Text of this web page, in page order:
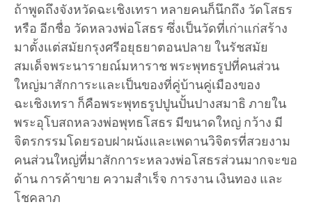
ถ้าพูดถึงจังหวัดฉะเชิงเทรา หลายคนก็นึกถึง วัดโสธร
หรือ อีกชื่อ วัดหลวงพ่อโสธร ซึ่งเป็นวัดที่เก่าแก่สร้าง
มาตั้งแต่สมัยกรุงศรีอยุธยาตอนปลาย ในรัชสมัย
สมเด็จพระนารายณ์มหาราช พระพุทธรูปที่คนส่วน
ใหญ่มาสักการะและเป็นของที่คู่บ้านคู่เมืองของ
ฉะเชิงเทรา ก็คือพระพุทธรูปปูนปั้นปางสมาธิ ภายใน
พระอุโบสถหลวงพ่อพุทธโสธร มีขนาดใหญ่ กว้าง มี
จิตรกรรมโดยรอบฝาผนังและเพดานวิจิตรที่สวยงาม
คนส่วนใหญ่ที่มาสักการะหลวงพ่อโสธรส่วนมากจะขอ
ด้าน การค้าขาย ความสำเร็จ การงาน เงินทอง และ
โชคลาภ